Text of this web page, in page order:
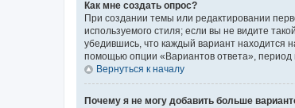
Как мне создать опрос?
При создании темы или редактировании
используемого стиля; если вы не видите
убедившись, что каждый вариант находится
помощью опции «Вариантов ответа», период
Вернуться к началу
Почему я не могу добавить больше